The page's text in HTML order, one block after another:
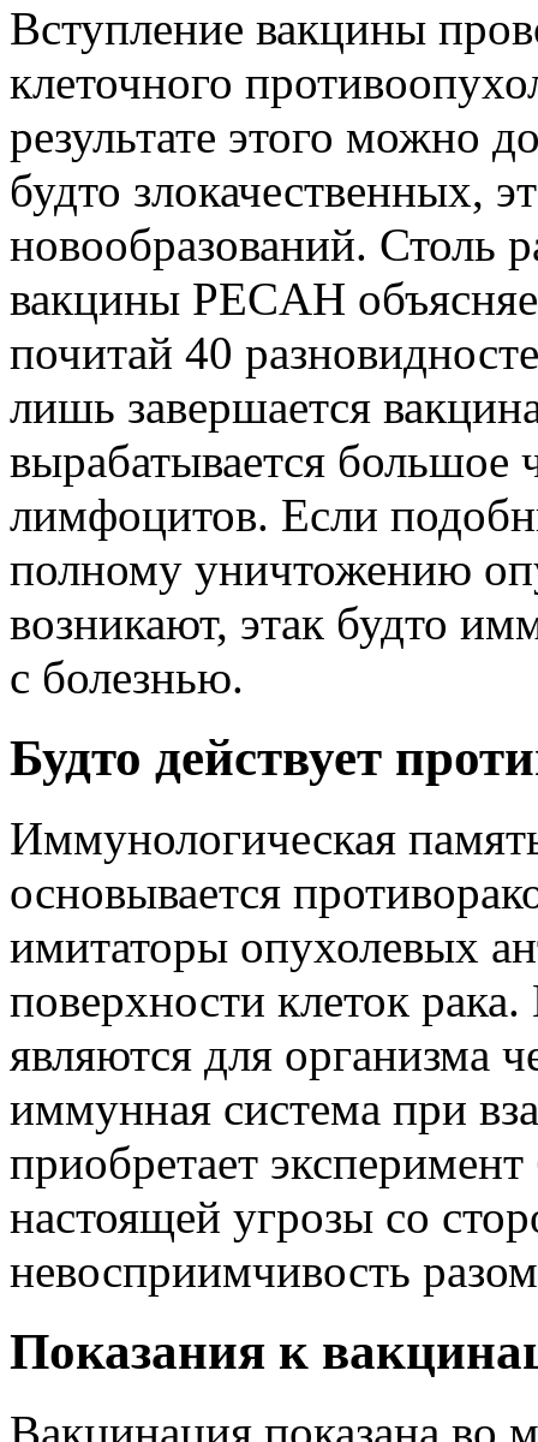
Вступление вакцины
клеточного
результате этого можно
будто злокачественных,
новообразований. Столь
вакцины PECAH
почитай 40
лишь завершается
вырабатывается большое
лимфоцитов. Если
полному уничтожению
возникают, этак будто
с болезнью.
Будто действует
Иммунологическая
основывается
имитаторы опухолевых
поверхности клеток
являются для организма
иммунная система при
приобретает
настоящей угрозы со
невосприимчивость
Показания к
Вакцинация показана во